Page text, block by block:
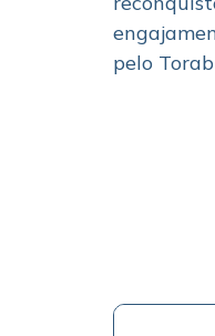
pelo